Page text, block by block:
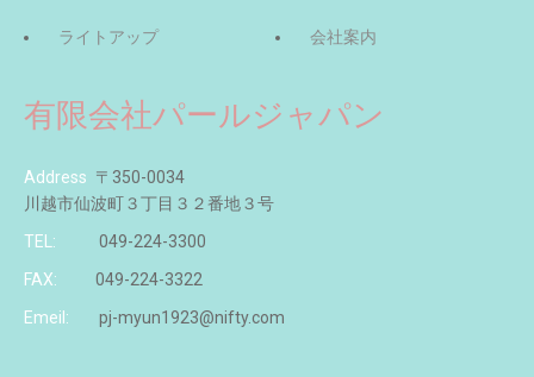
ライトアップ 会社案内
有限会社パールジャパン
Address 〒350-0034
川越市仙波町３丁目３２番地３号
TEL:
049-224-3300
FAX:
049-224-3322
Emeil:
pj-myun1923@nifty.com